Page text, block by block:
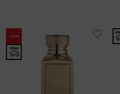
-20%